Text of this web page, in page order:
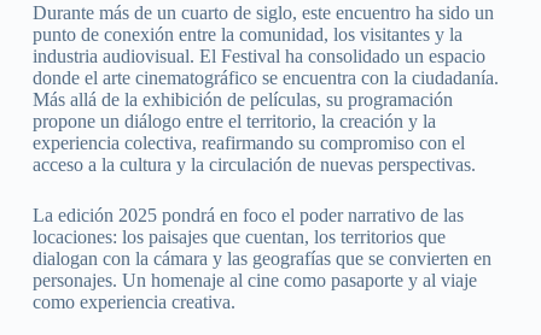
Durante más de un cuarto de siglo, este encuentro ha sido un
punto de conexión entre la comunidad, los visitantes y la
industria audiovisual. El Festival ha consolidado un espacio
donde el arte cinematográfico se encuentra con la ciudadanía.
Más allá de la exhibición de películas, su programación
propone un diálogo entre el territorio, la creación y la
experiencia colectiva, reafirmando su compromiso con el
acceso a la cultura y la circulación de nuevas perspectivas.
La edición 2025 pondrá en foco el poder narrativo de las
locaciones: los paisajes que cuentan, los territorios que
dialogan con la cámara y las geografías que se convierten en
personajes. Un homenaje al cine como pasaporte y al viaje
como experiencia creativa.